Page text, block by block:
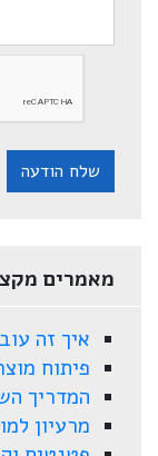
שלח הודעה
מאמרים
איך זה
פיתוח
המדריך
מרעיון